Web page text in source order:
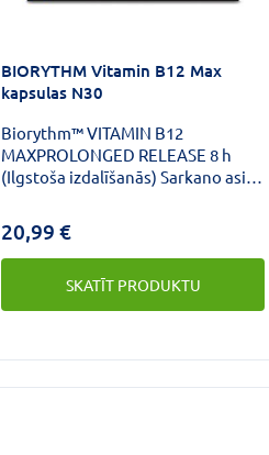
BIORYTHM Vitamin B12 Max
kapsulas N30
Biorythm™ VITAMIN B12
MAXPROLONGED RELEASE 8 h
(Ilgstoša izdalīšanās) Sarkano asins
veicina sarkano asins ķermenīšu
normālu veidošanos • veicina
normālu nervu sistēmas darbību •
palīdz samazināt nogurumu un
20,99 €
SKATĪT PRODUKTU